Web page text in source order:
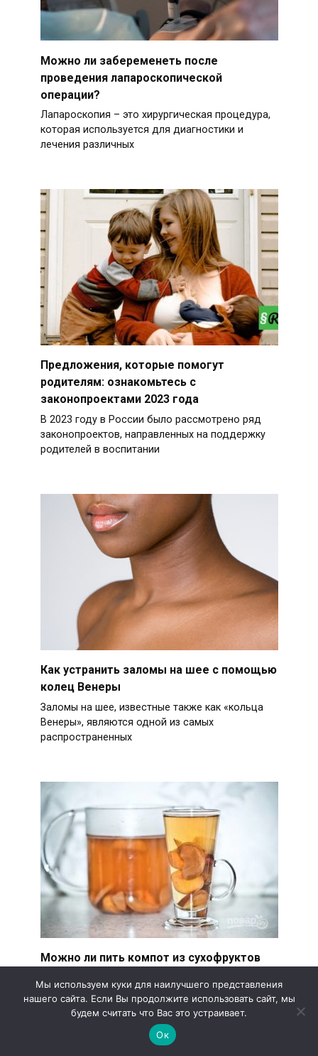
Можно ли забеременеть после
проведения лапароскопической
операции?
Лапароскопия – это хирургическая процедура,
которая используется для диагностики и
лечения различных
Предложения, которые помогут
родителям: ознакомьтесь с
законопроектами 2023 года
В 2023 году в России было рассмотрено ряд
законопроектов, направленных на поддержку
родителей в воспитании
Как устранить заломы на шее с помощью
колец Венеры
Заломы на шее, известные также как «кольца
Венеры», являются одной из самых
распространенных
Можно ли пить компот из сухофруктов
рекомендации!
Многие новые мамы задаются вопросом,
разрешены ли им пить компот из сухофруктов,
когда они кормят ребенка грудью.
Мы используем куки для наилучшего представления
нашего сайта. Если Вы продолжите использовать сайт, мы
будем считать что Вас это устраивает.
Ок